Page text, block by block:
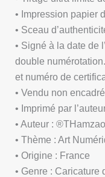
• Impression papier
• Sceau
• Signé à la date de
double
et numéro de
• Vendu non encadré
• Imprimé par
• Auteur :
• Thème : Art
• Origine : France
• Genre : Caricature